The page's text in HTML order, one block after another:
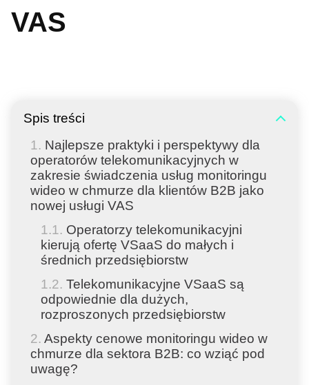
VAS
Spis treści
Najlepsze praktyki i perspektywy dla
operatorów telekomunikacyjnych w
zakresie świadczenia usług monitoringu
wideo w chmurze dla klientów B2B jako
nowej usługi VAS
Operatorzy telekomunikacyjni
kierują ofertę VSaaS do małych i
średnich przedsiębiorstw
Telekomunikacyjne VSaaS są
odpowiednie dla dużych,
rozproszonych przedsiębiorstw
Aspekty cenowe monitoringu wideo w
chmurze dla sektora B2B: co wziąć pod
uwagę?